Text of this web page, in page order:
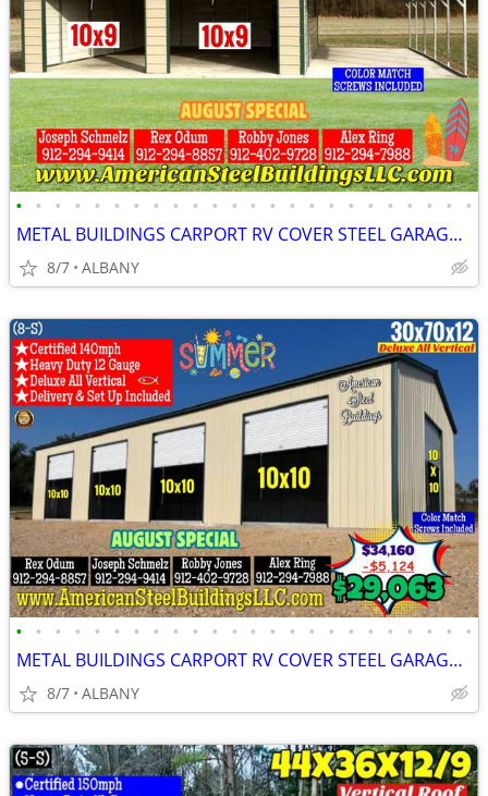
• • • • • • • • • • • • • • • • • • • • • • • •
METAL BUILDINGS CARPORT RV COVER STEEL GARAGE POLE BARN METAL BUILDING
8/7 ALBANY
• • • • • • • • • • • • • • • • • • • • • • • •
METAL BUILDINGS CARPORT RV COVER STEEL GARAGE POLE BARN METAL BUILDING
8/7 ALBANY